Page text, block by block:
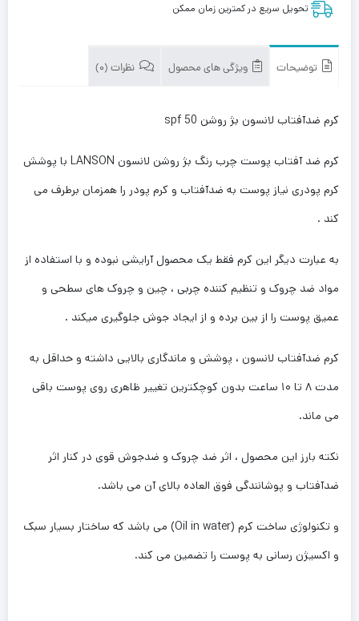
تحویل سریع در کمترین زمان ممکن
توضیحات ویژگی های محصول نظرات (0)
کرم ضدآفتاب لانسون بژ روشن spf 50
کرم ضد آفتاب پوست چرب رنگ بژ روشن لانسون LANSON با پوشش
کرم پودری نیاز پوست به ضدآفتاب و کرم پودر را همزمان برطرف می
کند .
به عبارت دیگر این کرم فقط یک محصول آرایشی نبوده و با استفاده از
مواد ضد چروک و تنظیم کننده چربی ، چین و چروک های سطحی و
عمیق پوست را از بین برده و از ایجاد جوش جلوگیری میکند .
کرم ضدآفتاب لانسون ، پوشش و ماندگاری بالایی داشته و حداقل به
مدت ۸ تا ۱۰ ساعت بدون کوچکترین تغییر ظاهری روی پوست باقی
می ماند.
نکته بارز این محصول ، اثر ضد چروک و ضدجوش قوی در کنار اثر
ضدآفتاب و پوشانندگی فوق العاده بالای آن می باشد.
و تکنولوژی ساخت کرم (Oil in water) می باشد که ساختار بسیار سبک
و اکسیژن رسانی به پوست را تضمین می کند.